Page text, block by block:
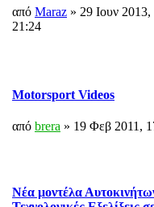
από Maraz » 29 Ιουν 2013,
21:24
Motorsport Videos
από brera » 19 Φεβ 2011,
Νέα μοντέλα